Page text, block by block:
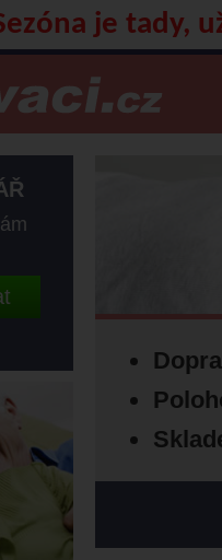
je tady,